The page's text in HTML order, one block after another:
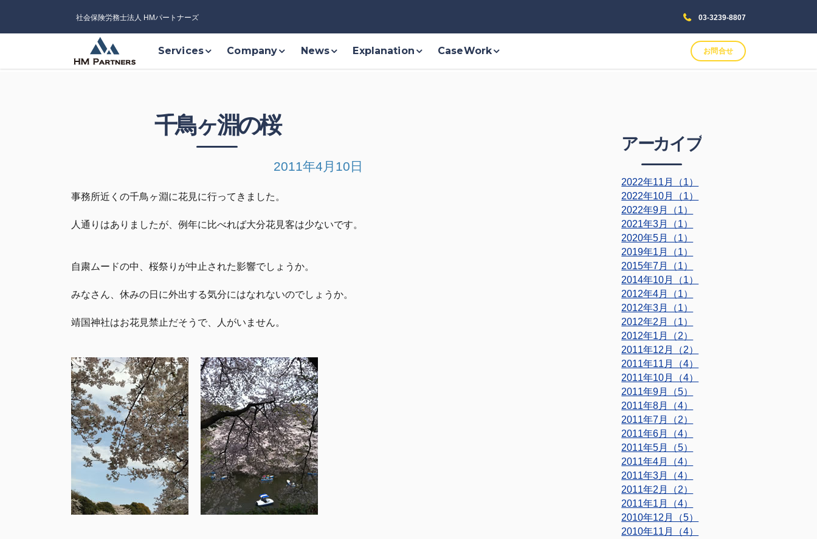
社会保険労務士法人 HMパートナーズ 03-3239-8807
Services Company News Explanation CaseWork お問合せ
千鳥ヶ淵の桜
2011年4月10日
事務所近くの千鳥ヶ淵に花見に行ってきました。
人通りはありましたが、例年に比べれば大分花見客は少ないです。
自粛ムードの中、桜祭りが中止された影響でしょうか。
みなさん、休みの日に外出する気分にはなれないのでしょうか。
靖国神社はお花見禁止だそうで、人がいません。
アーカイブ
2022年11月（1）
2022年10月（1）
2022年9月（1）
2021年3月（1）
2020年5月（1）
2019年1月（1）
2015年7月（1）
2014年10月（1）
2012年4月（1）
2012年3月（1）
2012年2月（1）
2012年1月（2）
2011年12月（2）
2011年11月（4）
2011年10月（4）
2011年9月（5）
2011年8月（4）
2011年7月（2）
2011年6月（4）
2011年5月（5）
2011年4月（4）
2011年3月（4）
2011年2月（2）
2011年1月（4）
2010年12月（5）
2010年11月（4）